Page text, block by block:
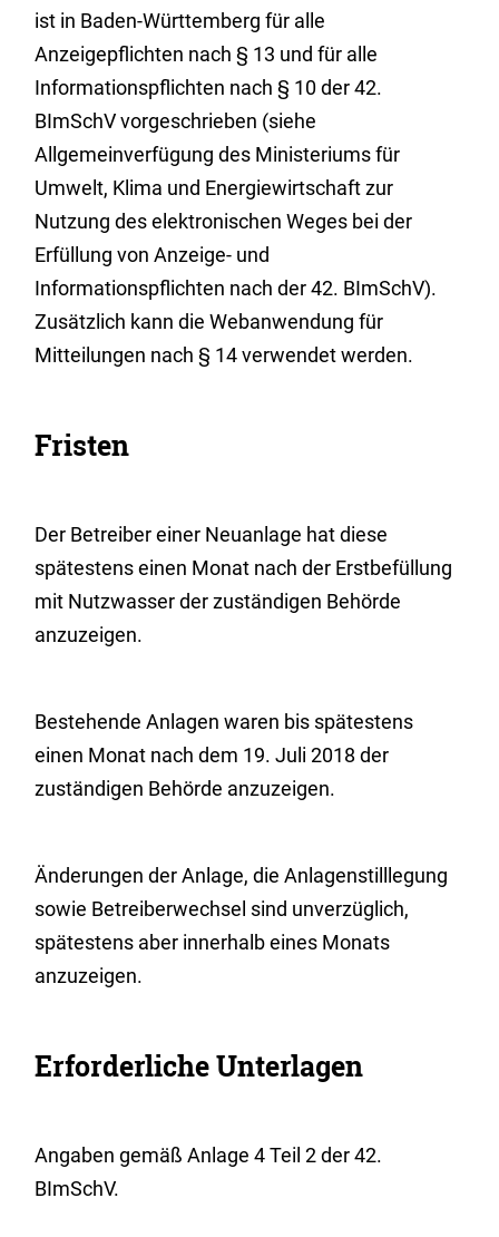
ist in Baden-Württemberg für alle
Anzeigepflichten nach § 13 und für alle
Informationspflichten nach § 10 der 42.
BImSchV vorgeschrieben (siehe
Allgemeinverfügung des Ministeriums für
Umwelt, Klima und Energiewirtschaft zur
Nutzung des elektronischen Weges bei der
Erfüllung von Anzeige- und
Informationspflichten nach der 42. BImSchV).
Zusätzlich kann die Webanwendung für
Mitteilungen nach § 14 verwendet werden.
Fristen
Der Betreiber einer Neuanlage hat diese
spätestens einen Monat nach der Erstbefüllung
mit Nutzwasser der zuständigen Behörde
anzuzeigen.
Bestehende Anlagen waren bis spätestens
einen Monat nach dem 19. Juli 2018 der
zuständigen Behörde anzuzeigen.
Änderungen der Anlage, die Anlagenstilllegung
sowie Betreiberwechsel sind unverzüglich,
spätestens aber innerhalb eines Monats
anzuzeigen.
Erforderliche Unterlagen
Angaben gemäß Anlage 4 Teil 2 der 42.
BImSchV.